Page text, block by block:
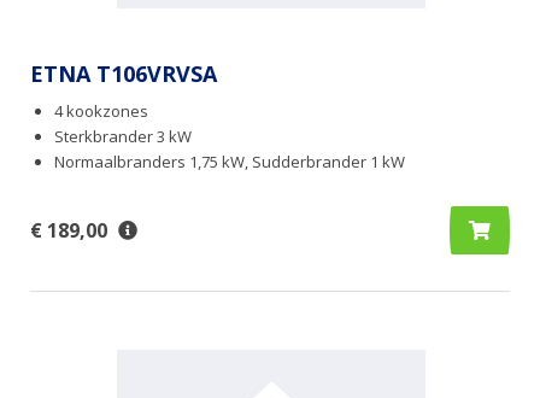
ETNA T106VRVSA
4 kookzones
Sterkbrander 3 kW
Normaalbranders 1,75 kW, Sudderbrander 1 kW
€ 189,00